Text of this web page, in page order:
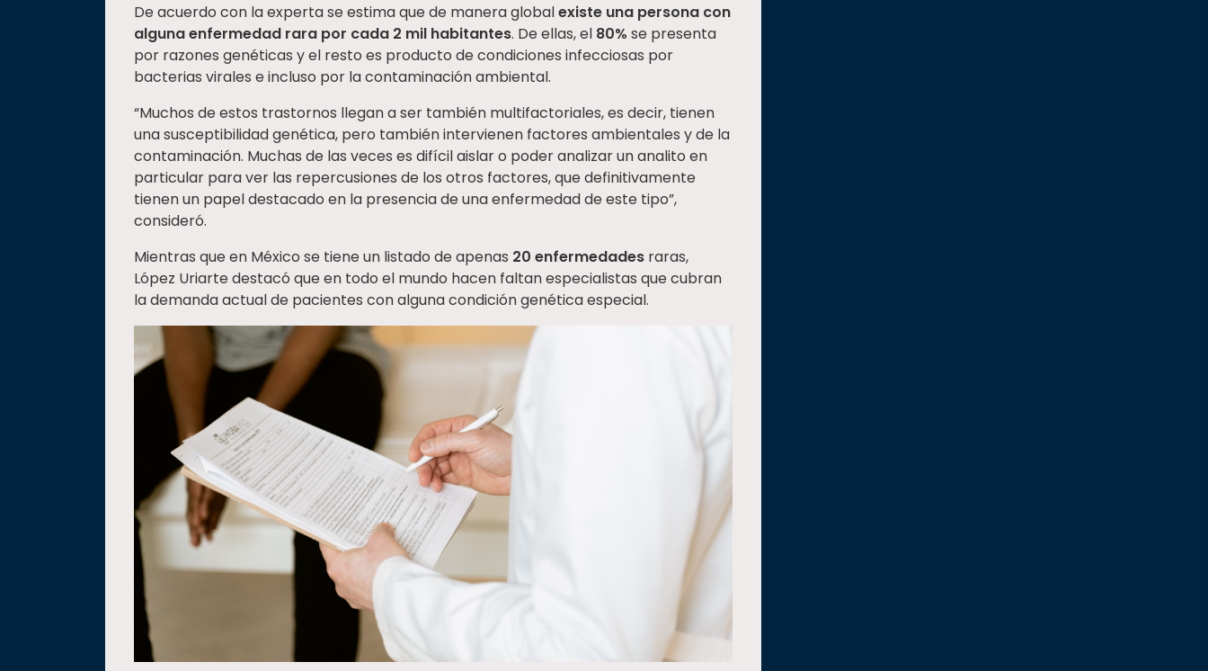
De acuerdo con la experta se estima que de manera globalexiste una persona con
alguna enfermedad rara por cada 2 mil habitantes. De ellas, el 80% se presenta
por razones genéticas y el resto es producto de condiciones infecciosas por
bacterias virales e incluso por la contaminación ambiental.
“Muchos de estos trastornos llegan a ser también multifactoriales, es decir, tienen
una susceptibilidad genética, pero también intervienen factores ambientales y de la
contaminación. Muchas de las veces es difícil aislar o poder analizar un analito en
particular para ver las repercusiones de los otros factores, que definitivamente
tienen un papel destacado en la presencia de una enfermedad de este tipo”,
consideró.
Mientras que en México se tiene un listado de apenas 20 enfermedades raras,
López Uriarte destacó que en todo el mundo hacen faltan especialistas que cubran
la demanda actual de pacientes con alguna condición genética especial.